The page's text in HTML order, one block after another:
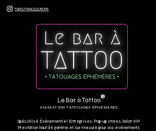
PARIS,FRANCE,EUROPE
®
Le Bar à Tattoo
ANIMATION TATOUAGES ÉPHÉMÈRES
Spécialisé Événementiel Entreprises, Pop-up stores, Salon VIP
Prestation haut de gamme et sur-mesure pour vos événements